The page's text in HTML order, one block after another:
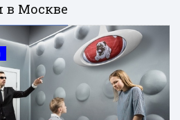
в Москве